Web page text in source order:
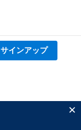
サインアップ